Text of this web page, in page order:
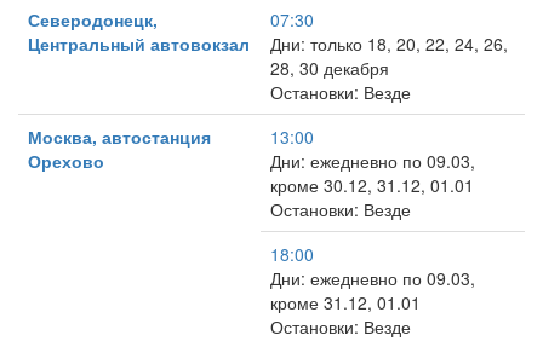
Северодонецк,
Центральный автовокзал
07:30
Дни: только 18, 20, 22, 24, 26,
28, 30 декабря
Остановки: Везде
Москва, автостанция
Орехово
13:00
Дни: ежедневно по 09.03,
кроме 30.12, 31.12, 01.01
Остановки: Везде
18:00
Дни: ежедневно по 09.03,
кроме 31.12, 01.01
Остановки: Везде